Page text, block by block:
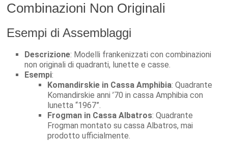
Combinazioni Non Originali
Esempi di Assemblaggi
Descrizione: Modelli frankenizzati con combinazioni
non originali di quadranti, lunette e casse.
Esempi:
Komandirskie in Cassa Amphibia: Quadrante
Komandirskie anni ’70 in cassa Amphibia con
lunetta “1967”.
Frogman in Cassa Albatros: Quadrante
Frogman montato su cassa Albatros, mai
prodotto ufficialmente.